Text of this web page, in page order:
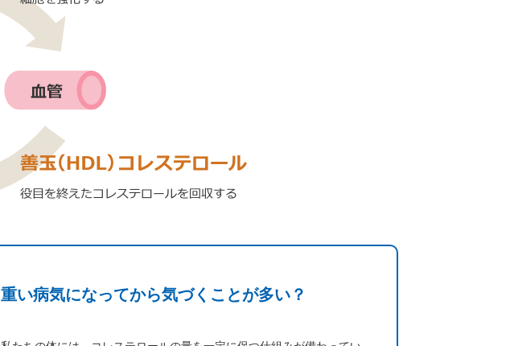
重い病気になってから気づくことが多い？